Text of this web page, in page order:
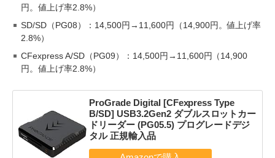
円。値上げ率2.8%）
SD/SD（PG08）：14,500円→11,600円（14,900円。値上げ率
2.8%）
CFexpress A/SD（PG09）：14,500円→11,600円（14,900
円。値上げ率2.8%）
ProGrade Digital [CFexpress Type
B/SD] USB3.2Gen2 ダブルスロットカー
ドリーダー (PG05.5) プログレードデジ
タル 正規輸入品